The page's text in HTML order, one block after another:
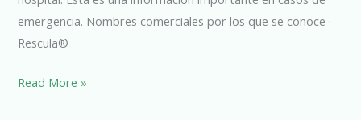
emergencia. Nombres comerciales por los que se conoce ·
Rescula®
Read More »